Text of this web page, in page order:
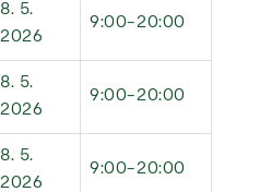
8. 5.
2026
9:00–20:00
8. 5.
2026
9:00–20:00
8. 5.
2026
9:00–20:00